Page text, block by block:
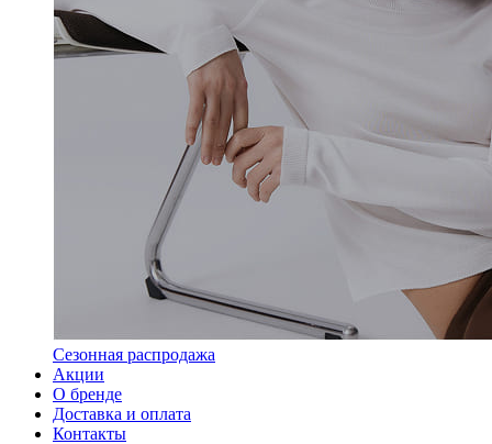
Сезонная распродажа
Акции
О бренде
Доставка и оплата
Контакты